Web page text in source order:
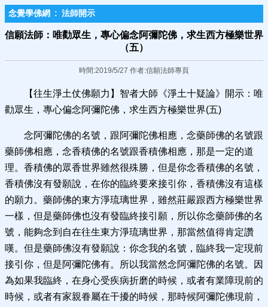
念覺學佛網 : 法師開示
信願法師：唯勸眾生，專心偏念阿彌陀佛，求生西方極樂世界
（五）
時間:2019/5/27 作者:信願法師專頁
【往生淨土仗佛願力】智者大師《淨土十疑論》開示：唯
勸眾生，專心偏念阿彌陀佛，求生西方極樂世界(五)
念阿彌陀佛的名號，跟阿彌陀佛相應，念藥師佛的名號跟
藥師佛相應，念香積佛的名號跟香積佛相應，那是一定的道
理。香積佛的眾香世界雖然很殊勝，但是你念香積佛的名號，
香積佛沒有發願說，在你的臨終要來接引你，香積佛沒有這樣
的願力。藥師佛的東方淨琉璃世界，雖然莊嚴跟西方極樂世界
一樣，但是藥師佛也沒有發臨終接引願，所以你念藥師佛的名
號，能夠念到自在往生東方淨琉璃世界，那當然值得肯定讚
嘆。但是藥師佛沒有發願說：你念我的名號，臨終我一定現前
接引你，但是阿彌陀佛有。所以我當然念阿彌陀佛的名號。因
為如果我臨終，在身心受疾病折磨的時候，或者有業障現前的
時候，或者有家親眷屬在干擾的時候，那時候阿彌陀佛現前，